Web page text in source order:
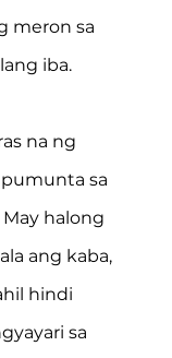
meron sa
iba.
na ng
sa
halong
ang kaba,
hindi
sa